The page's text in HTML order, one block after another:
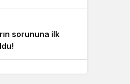
sorununa ilk